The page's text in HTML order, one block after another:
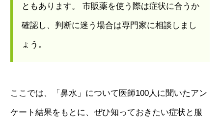
ともあります。 市販薬を使う際は症状に合うか
確認し、判断に迷う場合は専門家に相談しまし
ょう。
ここでは、「鼻水」について医師100人に聞いたアン
ケート結果をもとに、 ぜひ知っておきたい症状と服